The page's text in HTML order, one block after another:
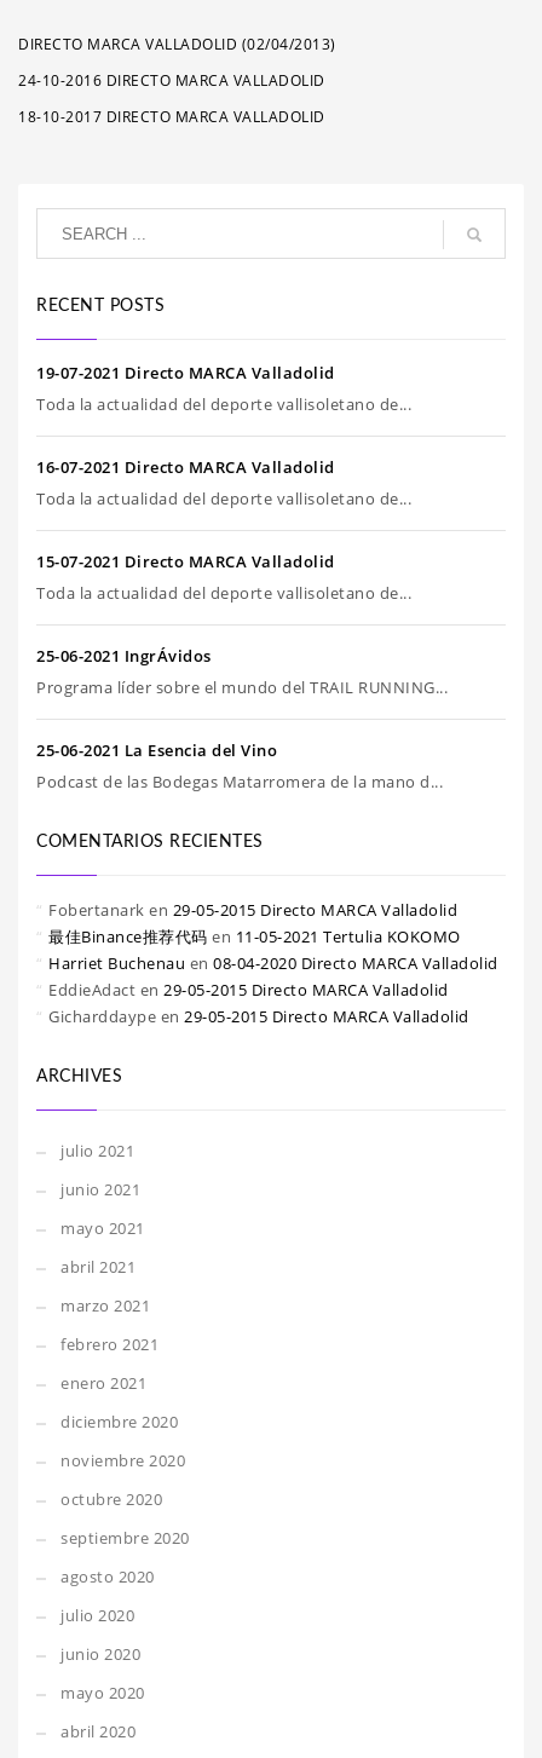
DIRECTO MARCA VALLADOLID (02/04/2013)
24-10-2016 DIRECTO MARCA VALLADOLID
18-10-2017 DIRECTO MARCA VALLADOLID
RECENT POSTS
19-07-2021 Directo MARCA Valladolid
Toda la actualidad del deporte vallisoletano de...
16-07-2021 Directo MARCA Valladolid
Toda la actualidad del deporte vallisoletano de...
15-07-2021 Directo MARCA Valladolid
Toda la actualidad del deporte vallisoletano de...
25-06-2021 IngrÁvidos
Programa líder sobre el mundo del TRAIL RUNNING...
25-06-2021 La Esencia del Vino
Podcast de las Bodegas Matarromera de la mano d...
COMENTARIOS RECIENTES
Fobertanark en 29-05-2015 Directo MARCA Valladolid
最佳Binance推荐代码 en 11-05-2021 Tertulia KOKOMO
Harriet Buchenau en 08-04-2020 Directo MARCA Valladolid
EddieAdact en 29-05-2015 Directo MARCA Valladolid
Gicharddaype en 29-05-2015 Directo MARCA Valladolid
ARCHIVES
julio 2021
junio 2021
mayo 2021
abril 2021
marzo 2021
febrero 2021
enero 2021
diciembre 2020
noviembre 2020
octubre 2020
septiembre 2020
agosto 2020
julio 2020
junio 2020
mayo 2020
abril 2020